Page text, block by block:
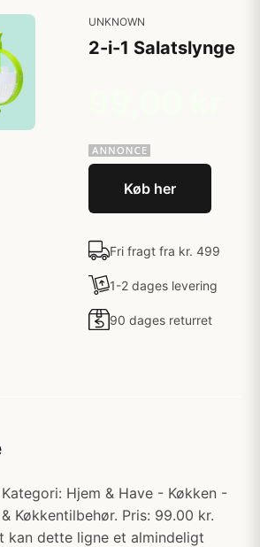
UNKNOWN
2-i-1 Salatslynge
Køb her
Fri fragt fra kr. 499
1-2 dages levering
90 dages returret
Hjem & Have - Køkken -
Køkkentilbehør. Pris: 99.00 kr.
kan dette ligne et almindeligt